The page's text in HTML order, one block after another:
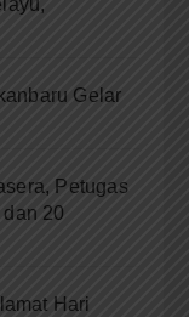
Gelar
Petugas
20
Hari